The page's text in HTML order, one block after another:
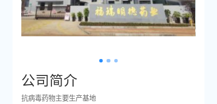
公司简介
抗病毒药物主要生产基地